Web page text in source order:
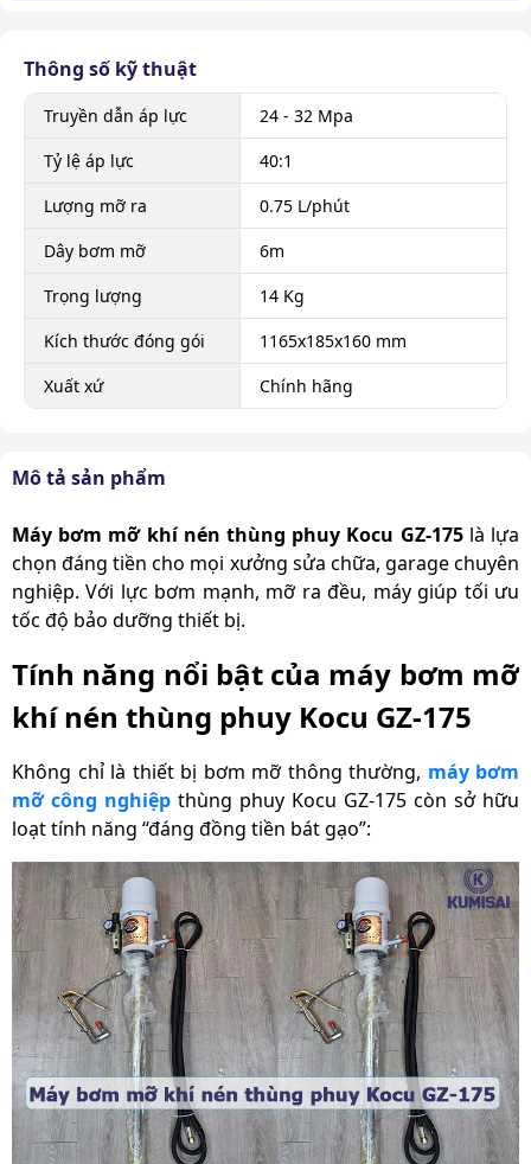
Mô tả sản phẩm
Máy bơm mỡ khí nén thùng phuy Kocu GZ-175là lựa
chọn đáng tiền cho mọi xưởng sửa chữa, garage chuyên
nghiệp. Với lực bơm mạnh, mỡ ra đều, máy giúp tối ưu
tốc độ bảo dưỡng thiết bị.
Tính năng nổi bật của máy bơm mỡ
khí nén thùng phuy Kocu GZ-175
Không chỉ là thiết bị bơm mỡ thông thường, máy bơm
mỡ công nghiệp thùng phuy Kocu GZ-175 còn sở hữu
loạt tính năng “đáng đồng tiền bát gạo”:
Thông số kỹ thuật
Truyền dẫn áp lực
24 - 32 Mpa
Tỷ lệ áp lực
40:1
Lượng mỡ ra
0.75 L/phút
Dây bơm mỡ
6m
Trọng lượng
14 Kg
Kích thước đóng gói
1165x185x160 mm
Xuất xứ
Chính hãng